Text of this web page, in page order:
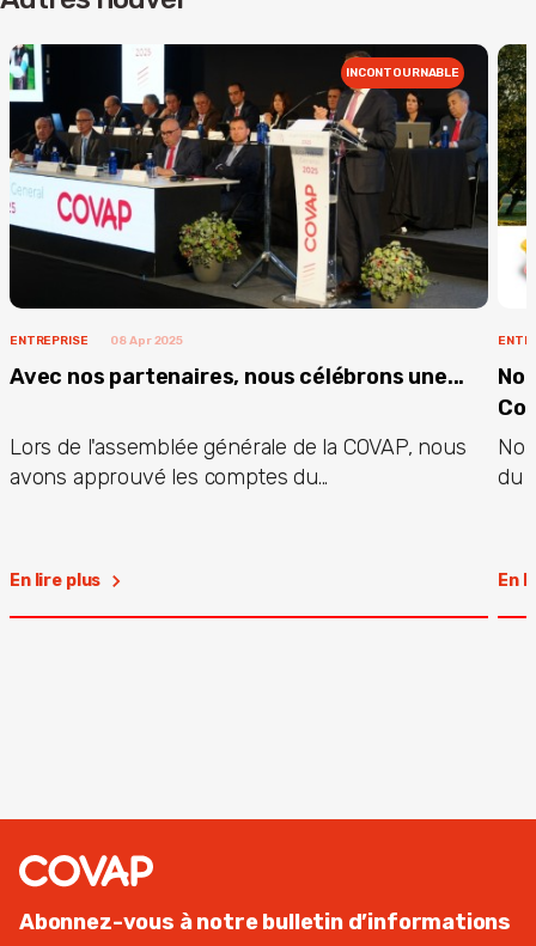
INCONTOURNABLE
ENTREPRISE 08 Apr 2025
Avec nos partenaires, nous célébrons une...
Lors de l'assemblée générale de la COVAP, nous
avons approuvé les comptes du...
En lire plus
du
En
Abonnez-vous à notre bulletin d’informations